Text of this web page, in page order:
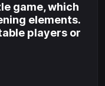
game, which
elements.
players or